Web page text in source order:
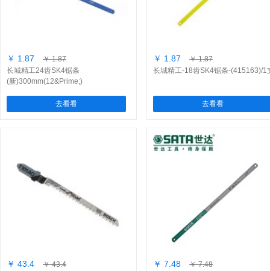
￥ 1.87
￥ 1.87
长城精工24齿SK4锯条
(新)300mm(12&Prime;)
去看看
￥ 1.87
￥ 1.87
长城精工-18齿SK4锯条-(415163)/1
去看看
￥ 43.4
￥ 43.4
￥ 7.48
￥ 7.48